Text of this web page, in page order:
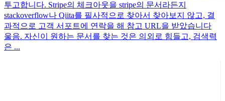
투고합니다. Stripe의 체크아웃을 stripe의 문서라든지
stackoverflow나 Qiita를 필사적으로 찾아서 찾아보지 않고, 결
과적으로 고객 서포트에 연락을 해 참고 URL을 받았습니다
울음. 자신이 원하는 문서를 찾는 것은 의외로 힘들고, 검색력
은 ...